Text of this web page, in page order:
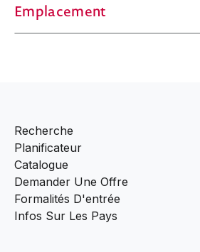
Emplacement
Recherche
Planificateur
Catalogue
Demander Une Offre
Formalités D'entrée
Infos Sur Les Pays